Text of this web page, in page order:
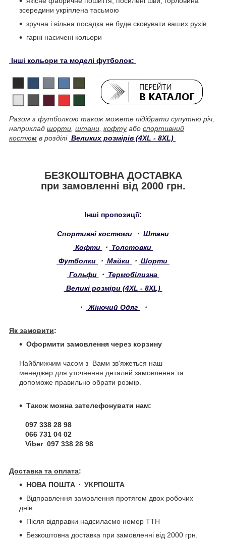
зсередини укріплена тасьмою
зручна і вільна посадка не буде сковувати ваших рухів
гарні насичені кольори
Інші кольори та моделі футболок:
Разом з футболкою також можете підібрати супутню річ,
наприклад шорти, штани, кофтуабо спортивний
костюм в розділі Великих розмірів (4XL - 8XL)
БЕЗКОШТОВНА ДОСТАВКА
при замовленні від 2000 грн.
Інші пропозиції:
Спортивні костюми ・ Штани
Кофти
・ Толстовки
Футболки
・ Майки ・ Шорти
Гольфи
・ Термобілизна
Великі розміри (4XL - 8XL)
・ Жіночий Одяг ・
Як замовити:
Оформити замовлення через корзину
Найближчим часом з Вами зв'яжеться наш
менеджер для уточнення деталей замовлення та
допоможе правильно обрати розмір.
Також можна зателефонувати нам:
097 338 28 98
066 731 04 02
Viber 097 338 28 98
Доставка та оплата:
НОВА ПОШТА ・ УКРПОШТА
Відправлення замовлення протягом двох робочих
днів
Після відправки надсилаємо номер ТТН
Безкоштовна доставка при замовленні від 2000 грн.